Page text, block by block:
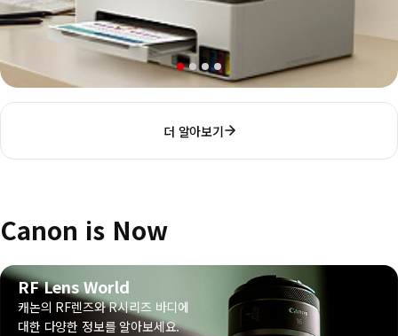
더 알아보기
Canon is Now
RF Lens World
캐논의 RF렌즈와 R시리즈 바디에
대한 다양한 정보를 알아보세요.